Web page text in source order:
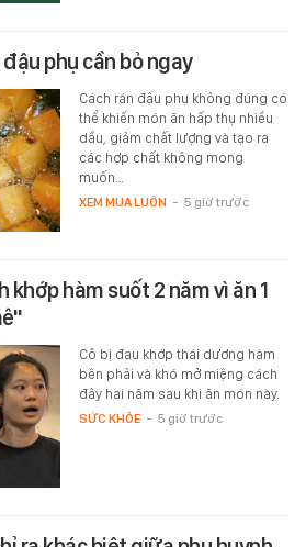
phụ cần bỏ ngay
Cách rán đậu phụ không đúng có
thể khiến món ăn hấp thụ nhiều
dầu, giảm chất lượng và tạo ra
các hợp chất không mong
muốn…
XEM MUA LUÔN - 5 giờ trước
khớp hàm suốt 2 năm vì ăn 1
Cô bị đau khớp thái dương hàm
bên phải và khó mở miệng cách
đây hai năm sau khi ăn món này.
SỨC KHỎE - 5 giờ trước